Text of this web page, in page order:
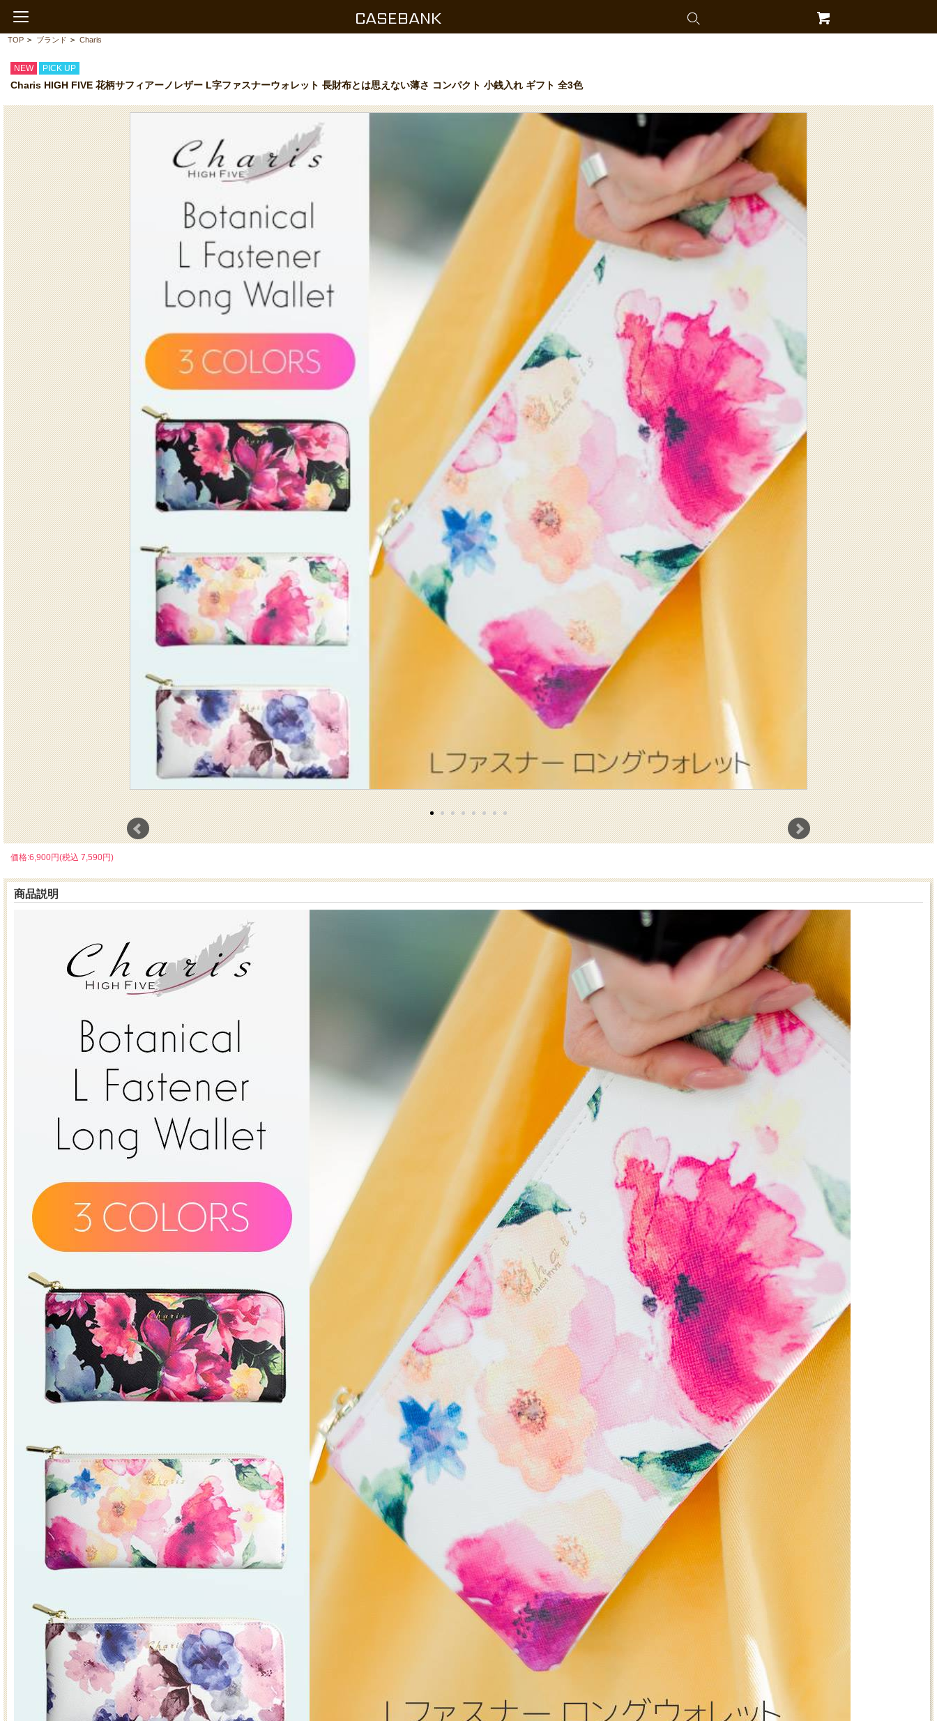
CASEBANK
TOP > ブランド > Charis
NEW PICK UP
Charis HIGH FIVE 花柄サフィアーノレザー L字ファスナーウォレット 長財布とは思えない薄さ コンパクト 小銭入れ ギフト 全3色
価格:6,900円(税込 7,590円)
商品説明